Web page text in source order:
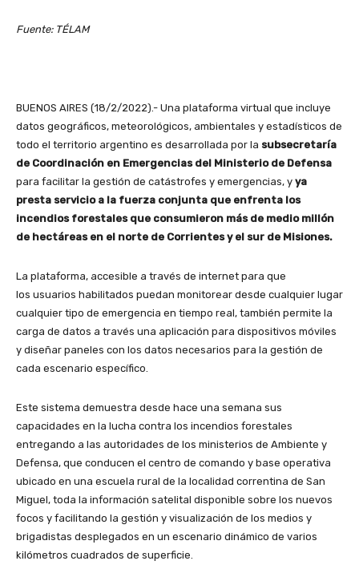
Fuente: TÉLAM
BUENOS AIRES (18/2/2022).- Una plataforma virtual que incluye
datos geográficos, meteorológicos, ambientales y estadísticos de
todo el territorio argentino es desarrollada por la subsecretaría
de Coordinación en Emergencias del Ministerio de Defensa
para facilitar la gestión de catástrofes y emergencias, y ya
presta servicio a la fuerza conjunta que enfrenta los
incendios forestales que consumieron más de medio millón
de hectáreas en el norte de Corrientes y el sur de Misiones.
La plataforma, accesible a través de internet para que
los usuarios habilitados puedan monitorear desde cualquier lugar
cualquier tipo de emergencia en tiempo real, también permite la
carga de datos a través una aplicación para dispositivos móviles
y diseñar paneles con los datos necesarios para la gestión de
cada escenario específico.
Este sistema demuestra desde hace una semana sus
capacidades en la lucha contra los incendios forestales
entregando a las autoridades de los ministerios de Ambiente y
Defensa, que conducen el centro de comando y base operativa
ubicado en una escuela rural de la localidad correntina de San
Miguel, toda la información satelital disponible sobre los nuevos
focos y facilitando la gestión y visualización de los medios y
brigadistas desplegados en un escenario dinámico de varios
kilómetros cuadrados de superficie.